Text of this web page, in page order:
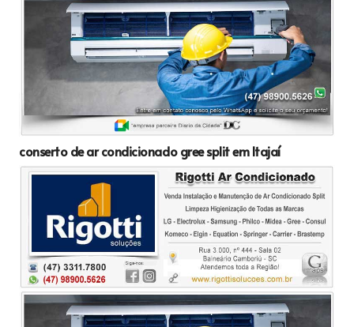
conserto de ar condicionado gree split em Itajaí